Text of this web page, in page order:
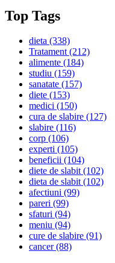
Top Tags
dieta (338)
Tratament(212)
alimente (184)
studiu (159)
sanatate (157)
diete (153)
medici (150)
cura de slabire (127)
slabire (116)
corp (106)
experti (105)
beneficii (104)
diete de slabit(102)
dieta de slabit(102)
afectiuni (99)
pareri (99)
sfaturi (94)
meniu (94)
cure de slabire (91)
cancer(88)